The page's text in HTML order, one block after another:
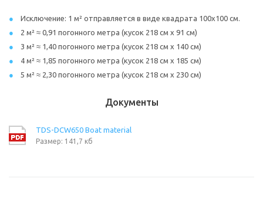
Исключение: 1 м² отправляется в виде квадрата 100х100 см.
2 м² ≈ 0,91 погонного метра (кусок 218 см х 91 см)
3 м² ≈ 1,40 погонного метра (кусок 218 см х 140 см)
4 м² ≈ 1,85 погонного метра (кусок 218 см х 185 см)
5 м² ≈ 2,30 погонного метра (кусок 218 см х 230 см)
Документы
TDS-DCW650 Boat material
Размер: 141,7 кб